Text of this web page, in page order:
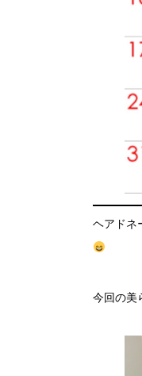
ヘアドネ
今回の美